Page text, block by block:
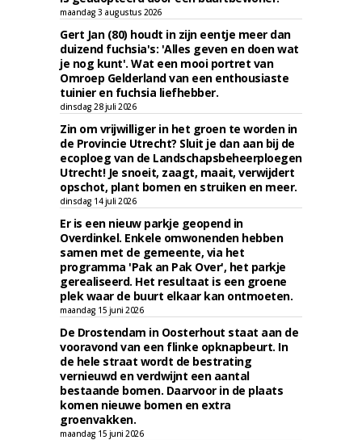
maandag 3 augustus 2026
Gert Jan (80) houdt in zijn eentje meer dan
duizend fuchsia's: 'Alles geven en doen wat
je nog kunt'. Wat een mooi portret van
Omroep Gelderland van een enthousiaste
tuinier en fuchsia liefhebber.
dinsdag 28 juli 2026
Zin om vrijwilliger in het groen te worden in
de Provincie Utrecht? Sluit je dan aan bij de
ecoploeg van de Landschapsbeheerploegen
Utrecht! Je snoeit, zaagt, maait, verwijdert
opschot, plant bomen en struiken en meer.
dinsdag 14 juli 2026
Er is een nieuw parkje geopend in
Overdinkel. Enkele omwonenden hebben
samen met de gemeente, via het
programma 'Pak an Pak Over', het parkje
gerealiseerd. Het resultaat is een groene
plek waar de buurt elkaar kan ontmoeten.
maandag 15 juni 2026
De Drostendam in Oosterhout staat aan de
vooravond van een flinke opknapbeurt. In
de hele straat wordt de bestrating
vernieuwd en verdwijnt een aantal
bestaande bomen. Daarvoor in de plaats
komen nieuwe bomen en extra
groenvakken.
maandag 15 juni 2026